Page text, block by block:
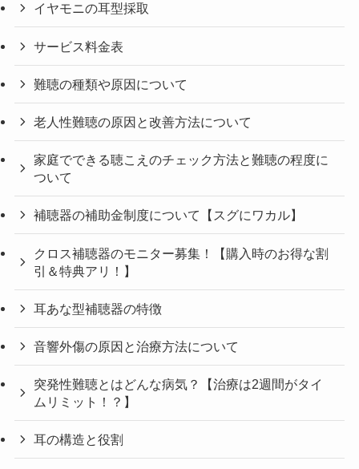
イヤモニの耳型採取
サービス料金表
難聴の種類や原因について
老人性難聴の原因と改善方法について
家庭でできる聴こえのチェック方法と難聴の程度に
ついて
補聴器の補助金制度について【スグにワカル】
クロス補聴器のモニター募集！【購入時のお得な割
引＆特典アリ！】
耳あな型補聴器の特徴
音響外傷の原因と治療方法について
突発性難聴とはどんな病気？【治療は2週間がタイ
ムリミット！？】
耳の構造と役割